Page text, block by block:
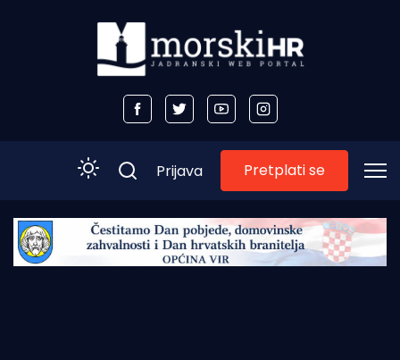
Početna
Prijava Pretplati se